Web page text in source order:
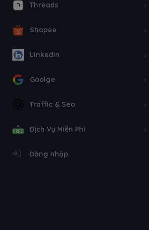
Threads
Shopee
LinkedIn
Goolge
Traffic & Seo
Dịch Vụ Miễn Phí
Đăng nhập